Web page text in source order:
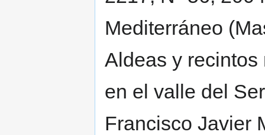
Mediterráneo
Aldeas y
en el valle del
Francisco Javier